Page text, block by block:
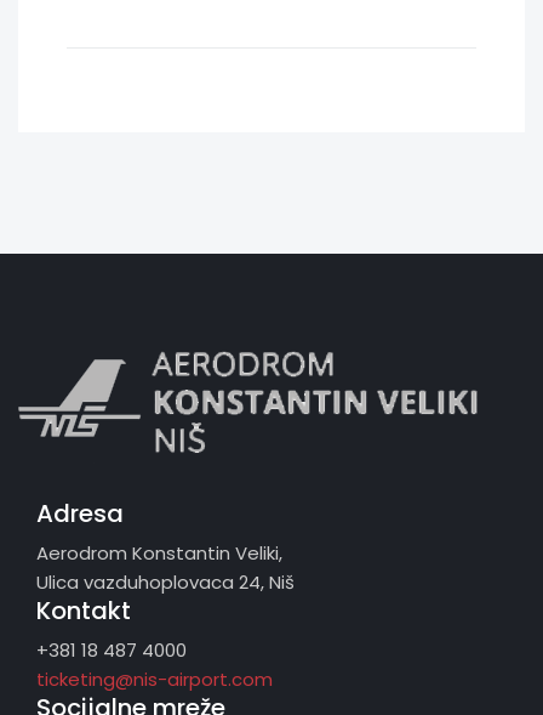
Adresa
Aerodrom Konstantin Veliki,
Ulica vazduhoplovaca 24, Niš
Kontakt
+381 18 487 4000
ticketing@nis-airport.com